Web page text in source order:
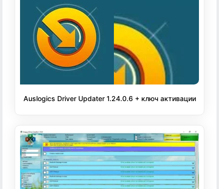
Auslogics Driver Updater 1.24.0.6 + ключ активации